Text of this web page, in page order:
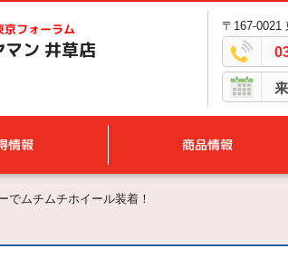
京フォーラム
ン 井草店
〒167-0021
情報 商品情報
でムチムチホイール装着！